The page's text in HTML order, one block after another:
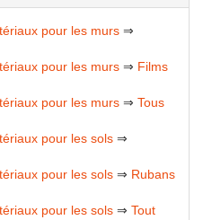
pour les murs ⇒
pour les murs ⇒ Films
pour les murs ⇒ Tous
pour les sols ⇒
pour les sols ⇒ Rubans
pour les sols ⇒ Tout